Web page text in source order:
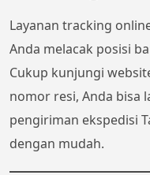
Layanan tracking
Anda melacak posisi
Cukup kunjungi
nomor resi, Anda bisa
pengiriman ekspedisi
dengan mudah.